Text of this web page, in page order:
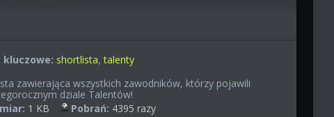
kluczowe: shortlista,talenty
zawierająca wszystkich zawodników, którzy pojawili
dziale Talentów!
1 KB Pobrań: 4395 razy